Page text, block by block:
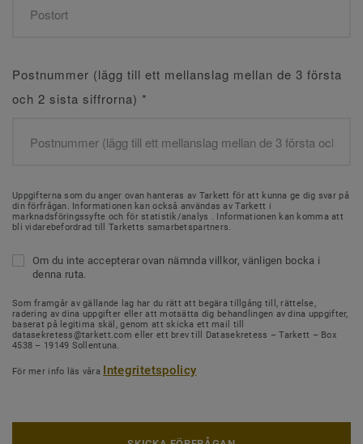
Postnummer (lägg till ett mellanslag mellan de 3 första
och 2 sista siffrorna) *
Uppgifterna som du anger ovan hanteras av Tarkett för att kunna ge dig svar på
din förfrågan. Informationen kan också användas av Tarkett i
marknadsföringssyfte och för statistik/analys . Informationen kan komma att
bli vidarebefordrad till Tarketts samarbetspartners.
Om du inte accepterar ovan nämnda villkor, vänligen bocka i
denna ruta.
Som framgår av gällande lag har du rätt att begära tillgång till, rättelse,
radering av dina uppgifter eller att motsätta dig behandlingen av dina uppgifter,
baserat på legitima skäl, genom att skicka ett mail till
datasekretess@tarkett.com eller ett brev till Datasekretess – Tarkett – Box
4538 – 19149 Sollentuna.
För mer info läs våra Integritetspolicy